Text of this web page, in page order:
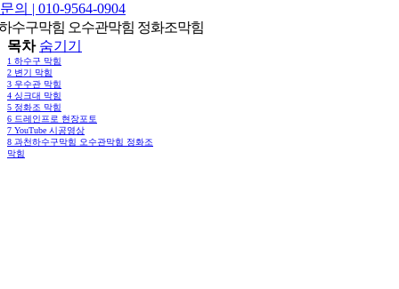
의 | 010-9564-0904
수구막힘 오수관막힘 정화조막힘
목차 숨기기
1 하수구 막힘
2 변기 막힘
3 우수관 막힘
4 싱크대 막힘
5 정화조 막힘
6 드레인프로 현장포토
7 YouTube 시공영상
8 과천하수구막힘 오수관막힘 정화조
막힘